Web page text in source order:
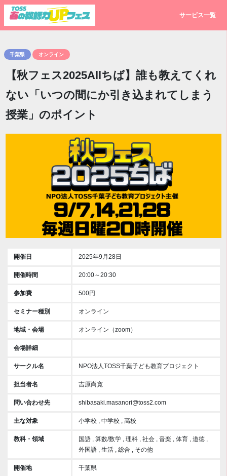
サービス一覧
千葉県 オンライン
【秋フェス2025Allちば】誰も教えてくれ
ない「いつの間にか引き込まれてしまう
授業」のポイント
開催日 2025年9月28日
開催時間 20:00～20:30
参加費 500円
セミナー種別 オンライン
地域・会場 オンライン（zoom）
会場詳細
サークル名 NPO法人TOSS千葉子ども教育プロジェクト
担当者名 吉原尚寛
問い合わせ先 shibasaki.masanori@toss2.com
主な対象 小学校 , 中学校 , 高校
教科・領域
国語 , 算数/数学 , 理科 , 社会 , 音楽 , 体育 , 道徳 ,
外国語 , 生活 , 総合 , その他
開催地 千葉県